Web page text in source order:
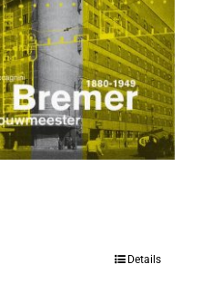
Details